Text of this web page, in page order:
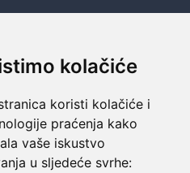
kolačiće
koristi kolačiće i
praćenja kako
vaše iskustvo
u sljedeće svrhe:
vas
za novac